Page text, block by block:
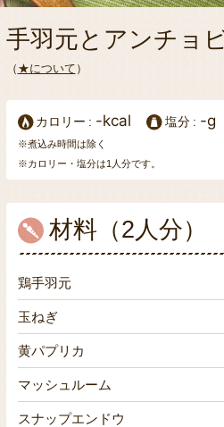
手羽元とアンチョ
（ ★について ）
カロリー -kcal 塩分 -g
※煮込み時間は除く
※カロリー・塩分は1人分です。
材料（2人分）
鶏手羽元
玉ねぎ
黄パプリカ
マッシュルーム
スナップエンドウ